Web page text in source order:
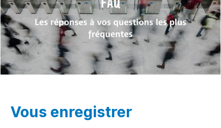
Vous enregistrer